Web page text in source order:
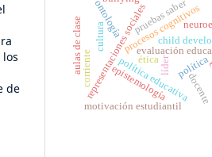
de representaciones sociales líder
política educativa
procesos cognitivos
motivación estudiantil
evaluación
política
ética
child
epistemología
corriente
pruebas saber
ontología
aulas de clase
docente
cultura